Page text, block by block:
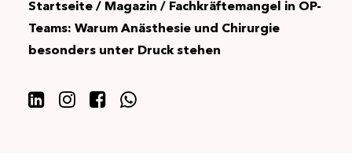
Startseite / Magazin / Fachkräftemangel in OP-
Teams: Warum Anästhesie und Chirurgie
besonders unter Druck stehen